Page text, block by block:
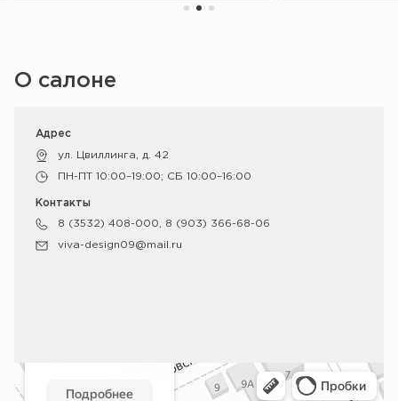
О салоне
Оренбург
Адрес
ул. Цвиллинга, д. 42
ПН-ПТ 10:00–19:00; СБ 10:00–16:00
Контакты
8 (3532) 408-000, 8 (903) 366-68-06
viva-design09@mail.ru